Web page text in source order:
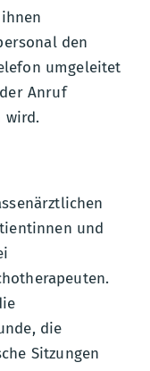
den
umgeleitet
Anruf
wird.
und
die
Sitzungen